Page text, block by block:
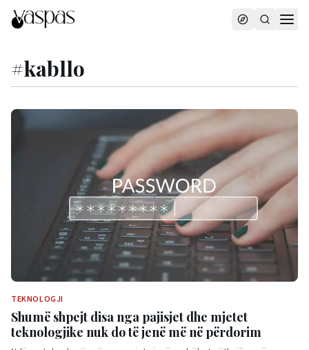
#kabllo
TEKNOLOGJI
Shumë shpejt disa nga pajisjet dhe mjetet
teknologjike nuk do të jenë më në përdorim